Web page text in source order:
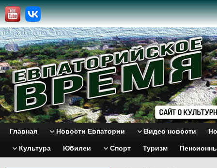
Главная Новости Евпатории Видео новости
Культура Юбилеи Спорт Туризм